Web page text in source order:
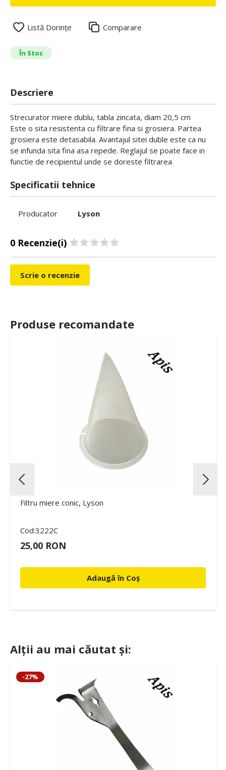
Listă Dorințe Comparare
În Stoc
Descriere
Strecurator miere dublu, tabla zincata, diam 20,5 cm
Este o sita resistenta cu filtrare fina si grosiera. Partea
grosiera este detasabila. Avantajul sitei duble este ca nu
se infunda sita fina asa repede. Reglajul se poate face in
functie de recipientul unde se doreste filtrarea
Specificatii tehnice
Producator Lyson
0 Recenzie(i)
Scrie o recenzie
Produse recomandate
Filtru miere conic, Lyson
Cod:3222C
25,00 RON
Adaugă în Coș
Alții au mai căutat și:
-27%